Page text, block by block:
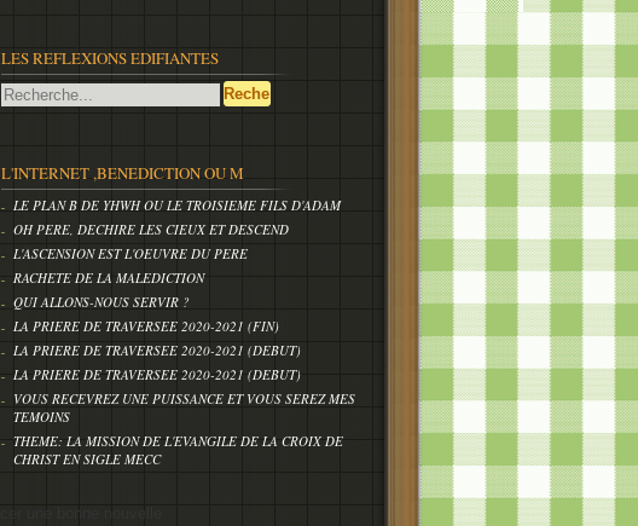
une bonne nouvelle
LES REFLEXIONS EDIFIANTES
L'INTERNET ,BENEDICTION OU M
LE PLAN B DE YHWH OU LE TROISIEME FILS D'ADAM
OH PERE, DECHIRE LES CIEUX ET DESCEND
L'ASCENSION EST L'OEUVRE DU PERE
RACHETE DE LA MALEDICTION
QUI ALLONS-NOUS SERVIR ?
LA PRIERE DE TRAVERSEE 2020-2021 (FIN)
LA PRIERE DE TRAVERSEE 2020-2021 (DEBUT)
LA PRIERE DE TRAVERSEE 2020-2021 (DEBUT)
VOUS RECEVREZ UNE PUISSANCE ET VOUS SEREZ MES
TEMOINS
THEME: LA MISSION DE L'EVANGILE DE LA CROIX DE
CHRIST EN SIGLE MECC